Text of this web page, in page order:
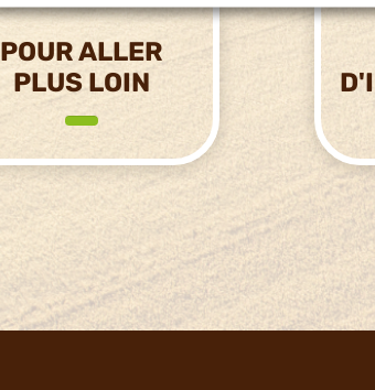
POUR ALLER
PLUS LOIN